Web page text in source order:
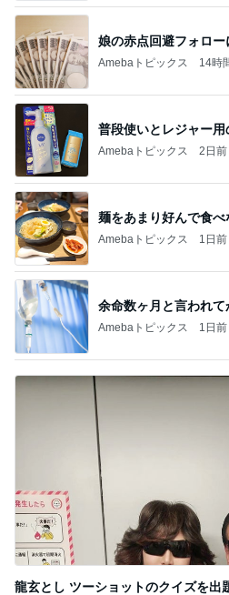
娘の赤点回避フォロー
Amebaトピックス 14時
普段使いとレジャー
Amebaトピックス 2日前
麺をあまり好んで食
Amebaトピックス 1日前
余命数ヶ月と言われ
Amebaトピックス 1日前
龍玄とし ツーショットのクイズを出